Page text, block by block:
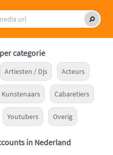
categorie
Artiesten / Djs Acteurs
Kunstenaars Cabaretiers
Youtubers Overig
in Nederland